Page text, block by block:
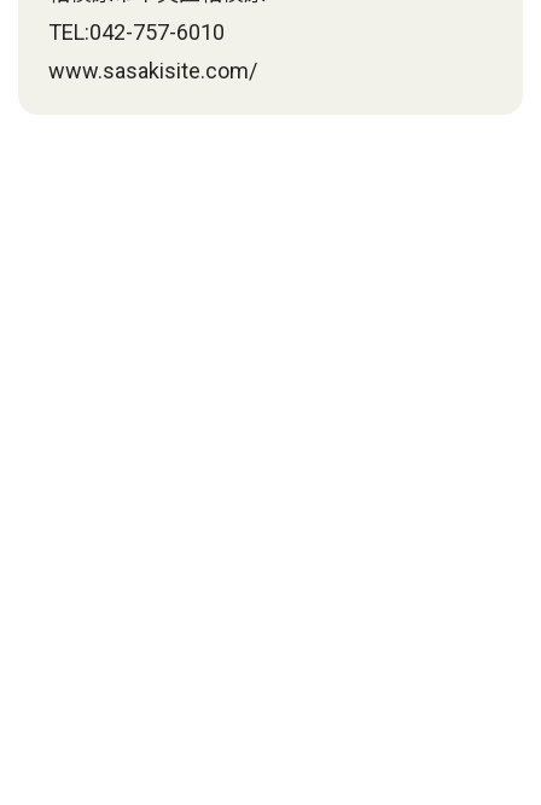
TEL:042-757-6010
www.sasakisite.com/